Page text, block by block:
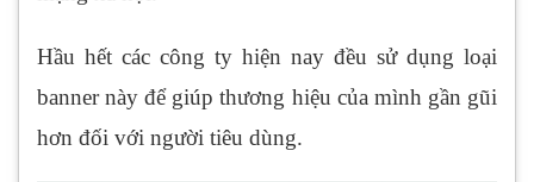
Hầu hết các công ty hiện nay đều sử dụng loại
banner này để giúp thương hiệu của mình gần gũi
hơn đối với người tiêu dùng.